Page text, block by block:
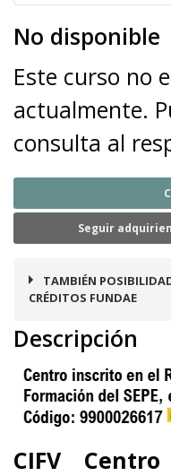
No disponible
Este curso no
actualmente.
consulta al
Seguir
TAMBIÉN
CRÉDITOS FUNDAE
Descripción
CIFV